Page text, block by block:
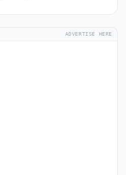
ADVERTISE HERE